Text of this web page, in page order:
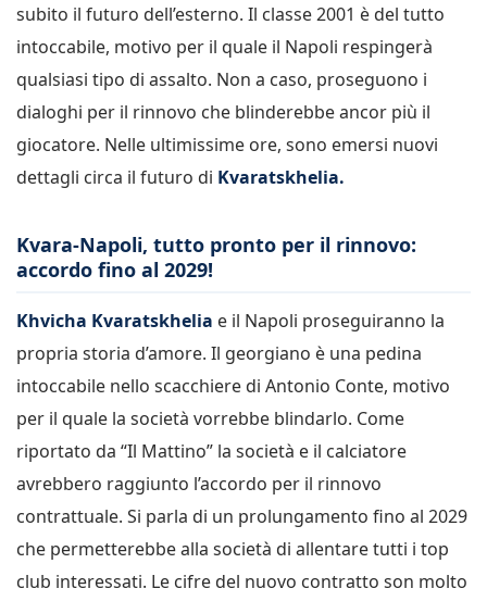
subito il futuro dell’esterno. Il classe 2001 è del tutto
intoccabile, motivo per il quale il Napoli respingerà
qualsiasi tipo di assalto. Non a caso, proseguono i
dialoghi per il rinnovo che blinderebbe ancor più il
giocatore. Nelle ultimissime ore, sono emersi nuovi
dettagli circa il futuro di Kvaratskhelia.
Kvara-Napoli, tutto pronto per il rinnovo:
accordo fino al 2029!
Khvicha Kvaratskhelia e il Napoli proseguiranno la
propria storia d’amore. Il georgiano è una pedina
intoccabile nello scacchiere di Antonio Conte, motivo
per il quale la società vorrebbe blindarlo. Come
riportato da “Il Mattino” la società e il calciatore
avrebbero raggiunto l’accordo per il rinnovo
contrattuale. Si parla di un prolungamento fino al 2029
che permetterebbe alla società di allentare tutti i top
club interessati. Le cifre del nuovo contratto son molto